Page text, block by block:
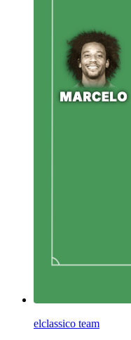
elclassico team